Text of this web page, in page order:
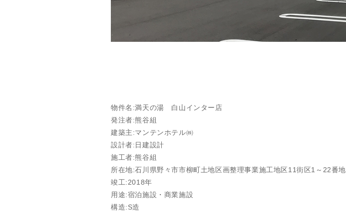
物件名:満天の湯 白山インター店
発注者:熊谷組
建築主:マンテンホテル㈱
設計者:日建設計
施工者:熊谷組
所在地:石川県野々市市柳町土地区画整理事業施工地区11街区1～22番地
竣工:2018年
用途:宿泊施設・商業施設
構造:S造